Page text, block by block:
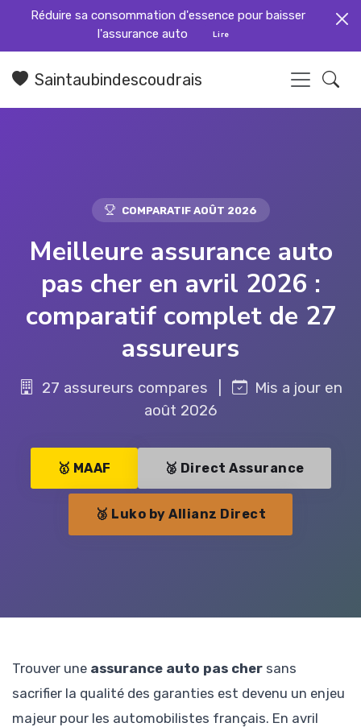
Réduire sa consommation d'essence pour baisser
l'assurance auto
Lire
Saintaubindescoudrais
COMPARATIF AOÛT 2026
Meilleure assurance auto
pas cher en avril 2026 :
comparatif complet de 27
assureurs
27 assureurs compares
Mis a jour en
août 2026
🥇 MAAF 🥈 Direct Assurance
🥉 Luko by Allianz Direct
Trouver une assurance auto pas cher sans
sacrifier la qualité des garanties est devenu un enjeu
majeur pour les automobilistes français. En avril